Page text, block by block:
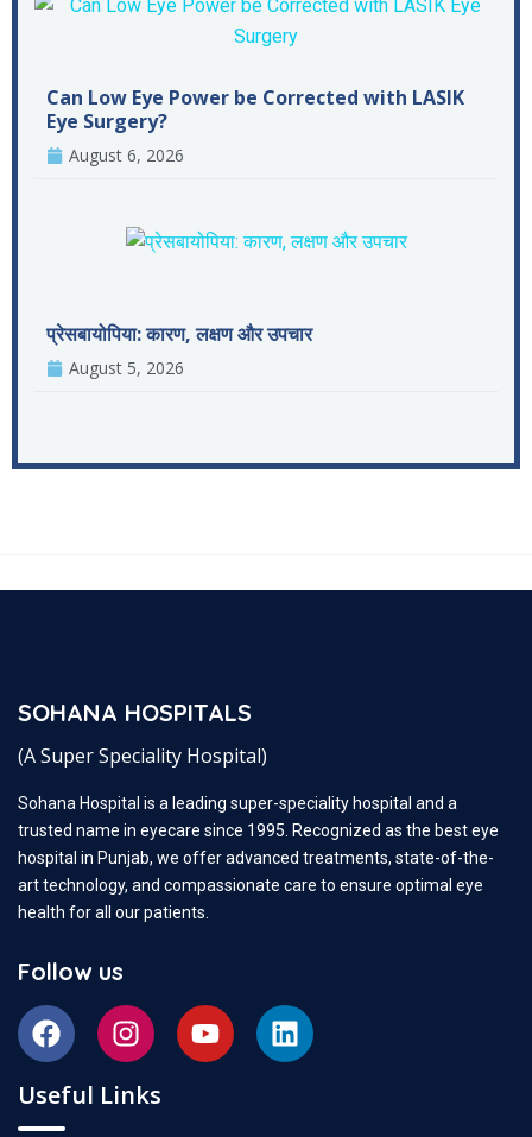
Can Low Eye Power be Corrected with LASIK
Eye Surgery?
August 6, 2026
प्रेसबायोपिया: कारण, लक्षण और उपचार
August 5, 2026
SOHANA HOSPITALS
(A Super Speciality Hospital)
Sohana Hospital is a leading super-speciality hospital and a
trusted name in eyecare since 1995. Recognized as the best eye
hospital in Punjab, we offer advanced treatments, state-of-the-
art technology, and compassionate care to ensure optimal eye
health for all our patients.
Follow us
Useful Links